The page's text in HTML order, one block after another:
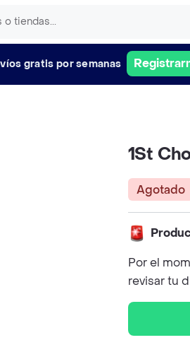
gratis por semanas
1St
Agotado
Por el
revisar tu